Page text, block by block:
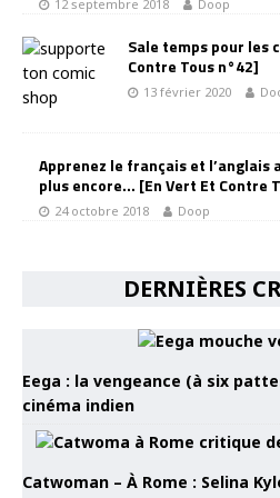
12 septembre 2018 Doop
Sale temps pour les
Contre Tous n°42]
13 février 2020
Apprenez le français et l’anglais
plus encore… [En Vert Et Contre
24 octobre 2018 Doop
DERNIÈRES
Eega : la vengeance (à six
cinéma indien
Catwoman – À Rome : Selina